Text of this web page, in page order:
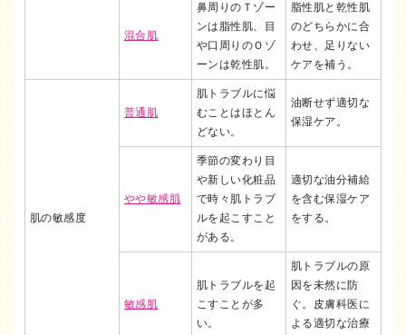
混合肌
鼻周りのＴゾー
ンは脂性肌、目
や口周りのＯゾ
ーンは乾性肌。
脂性肌と乾性肌
のどちらかに合
わせ、足りない
ケアを補う。
肌の敏感度
普通肌
肌トラブルに悩
むことはほとん
どない。
油断せず適切な
保湿ケア。
やや敏感肌
季節の変わり目
や新しい化粧品
で時々肌トラブ
ルを起こすこと
がある。
適切な油分補給
を含む保湿ケア
をする。
敏感肌
肌トラブルを起
こすことが多
い。
肌トラブルの原
因を未然に防
ぐ。皮膚科医に
よる適切な治療